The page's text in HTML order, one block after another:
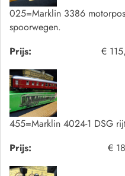
025=Marklin 3386
spoorwegen.
Prijs:
€
455=Marklin 4024-1 DSG
Prijs:
€